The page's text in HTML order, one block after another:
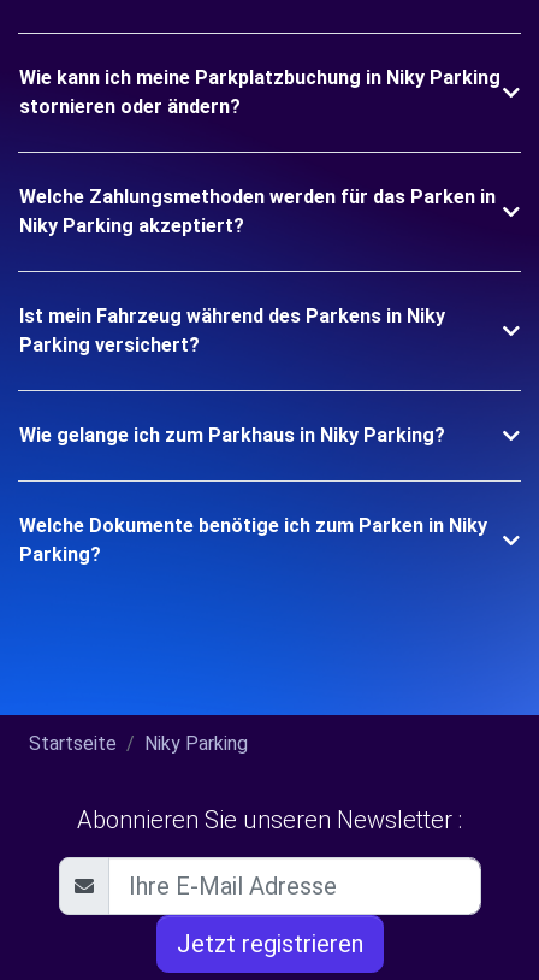
Wie kann ich meine Parkplatzbuchung in Niky Parking
stornieren oder ändern?
Welche Zahlungsmethoden werden für das Parken in
Niky Parking akzeptiert?
Ist mein Fahrzeug während des Parkens in Niky
Parking versichert?
Wie gelange ich zum Parkhaus in Niky Parking?
Welche Dokumente benötige ich zum Parken in Niky
Parking?
Startseite Niky Parking
Abonnieren Sie unseren Newsletter :
Jetzt registrieren